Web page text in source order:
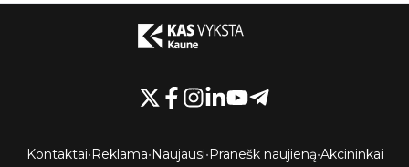
Kontaktai•Reklama•Naujausi•Pranešk naujieną•Akcininkai